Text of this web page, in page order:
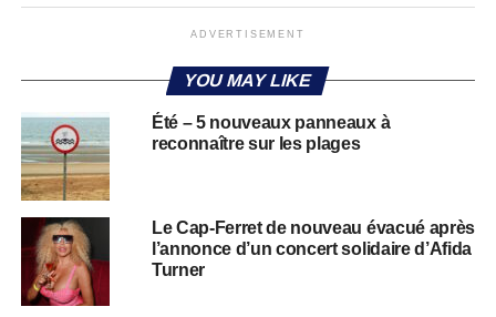
ADVERTISEMENT
YOU MAY LIKE
Été – 5 nouveaux panneaux à
reconnaître sur les plages
Le Cap-Ferret de nouveau évacué après
l’annonce d’un concert solidaire d’Afida
Turner